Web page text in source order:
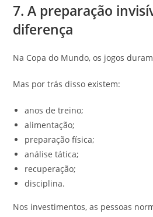
7. A preparação
diferença
Na Copa do Mundo, os jogos
Mas por trás disso existem:
anos de treino;
alimentação;
preparação física;
análise tática;
recuperação;
disciplina.
Nos investimentos, as pessoas